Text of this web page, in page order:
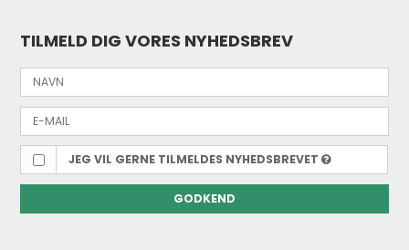
TILMELD DIG VORES NYHEDSBREV
JEG VIL GERNE TILMELDES NYHEDSBREVET
GODKEND